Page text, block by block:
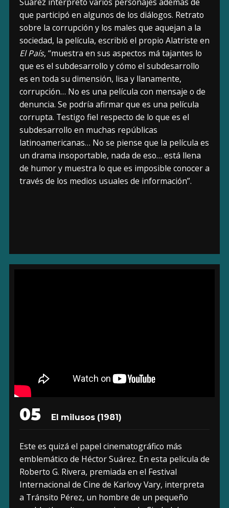
que participó en algunos de los diálogos. Retrato
sobre la corrupción y los males que aquejan a la
sociedad, la película, escribió el propio Alatriste en
El País, “muestra en sus aspectos má tajantes lo
que es el subdesarrollo y cómo el subdesarrollo
es en toda su dimensión, lisa y llanamente,
corrupción… No es una película con mensaje o de
denuncia. Se podría afirmar que es una película
corrupta. Testigo fiel respecto de lo que es el
subdesarrollo en muchas repúblicas
latinoamericanas… No se piense que la película es
un drama insoportable, nada de eso… está llena
de humor y muestra lo que es imposible conocer a
través de los medios usuales de información”.
05 El milusos(1981)
Este es quizá el papel cinematográfico más
emblemático de Héctor Suárez. En esta película de
Roberto G. Rivera, premiada en el Festival
Internacional de Cine de Karlovy Vary, interpreta
a Tránsito Pérez, un hombre de un pequeño